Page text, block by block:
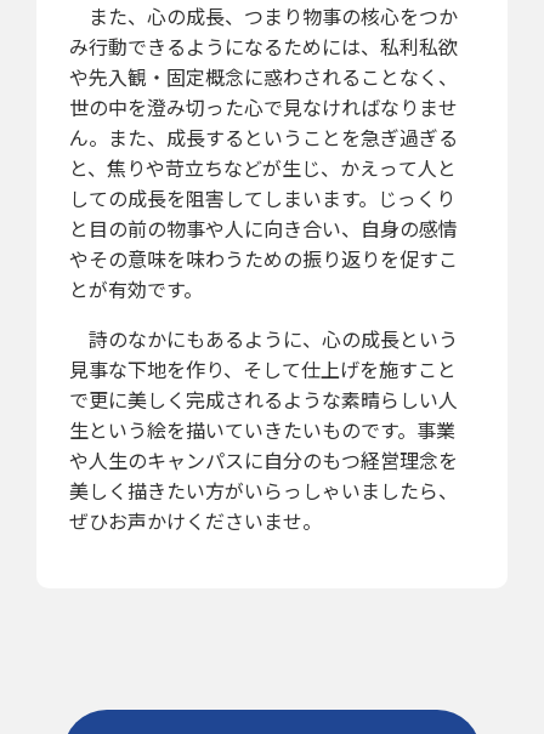
また、心の成長、つまり物事の核心をつか
み行動できるようになるためには、私利私欲
や先入観・固定概念に惑わされることなく、
世の中を澄み切った心で見なければなりませ
ん。また、成長するということを急ぎ過ぎる
と、焦りや苛立ちなどが生じ、かえって人と
しての成長を阻害してしまいます。じっくり
と目の前の物事や人に向き合い、自身の感情
やその意味を味わうための振り返りを促すこ
とが有効です。
詩のなかにもあるように、心の成長という
見事な下地を作り、そして仕上げを施すこと
で更に美しく完成されるような素晴らしい人
生という絵を描いていきたいものです。事業
や人生のキャンパスに自分のもつ経営理念を
美しく描きたい方がいらっしゃいましたら、
ぜひお声かけくださいませ。